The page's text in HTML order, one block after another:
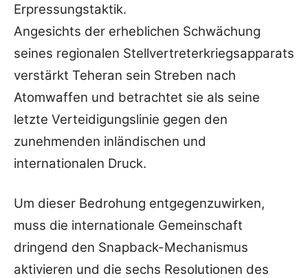
Erpressungstaktik.
Angesichts der erheblichen Schwächung
seines regionalen Stellvertreterkriegsapparats
verstärkt Teheran sein Streben nach
Atomwaffen und betrachtet sie als seine
letzte Verteidigungslinie gegen den
zunehmenden inländischen und
internationalen Druck.
Um dieser Bedrohung entgegenzuwirken,
muss die internationale Gemeinschaft
dringend den Snapback-Mechanismus
aktivieren und die sechs Resolutionen des